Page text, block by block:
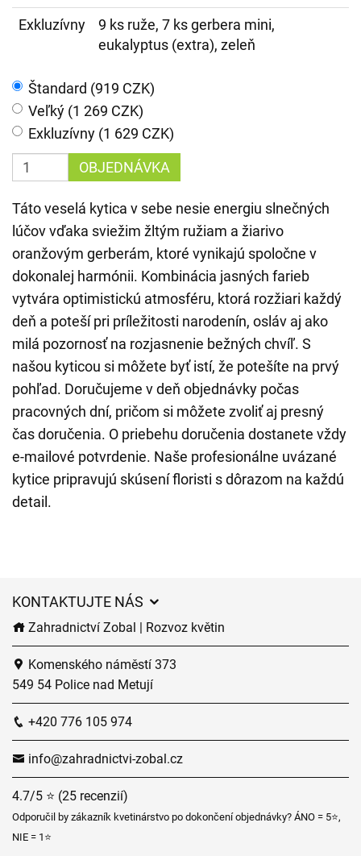
Exkluzívny
9 ks ruže, 7 ks gerbera mini,
eukalyptus (extra), zeleň
Štandard (919 CZK)
Veľký (1 269 CZK)
Exkluzívny (1 629 CZK)
OBJEDNÁVKA
Táto veselá kytica v sebe nesie energiu slnečných
lúčov vďaka sviežim žltým ružiam a žiarivo
oranžovým gerberám, ktoré vynikajú spoločne v
dokonalej harmónii. Kombinácia jasných farieb
vytvára optimistickú atmosféru, ktorá rozžiari každý
deň a poteší pri príležitosti narodenín, osláv aj ako
milá pozornosť na rozjasnenie bežných chvíľ. S
našou kyticou si môžete byť istí, že potešíte na prvý
pohľad. Doručujeme v deň objednávky počas
pracovných dní, pričom si môžete zvoliť aj presný
čas doručenia. O priebehu doručenia dostanete vždy
e-mailové potvrdenie. Naše profesionálne uvázané
kytice pripravujú skúsení floristi s dôrazom na každú
detail.
KONTAKTUJTE NÁS
Zahradnictví Zobal | Rozvoz květin
Komenského náměstí 373
549 54 Police nad Metují
+420 776 105 974
info@zahradnictvi-zobal.cz
4.7/5 ⭐ (25 recenzií)
Odporučil by zákazník kvetinárstvo po dokončení objednávky? ÁNO = 5⭐,
NIE = 1⭐